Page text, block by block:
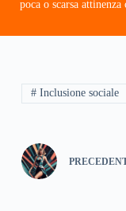
poca o scarsa
# Inclusione sociale